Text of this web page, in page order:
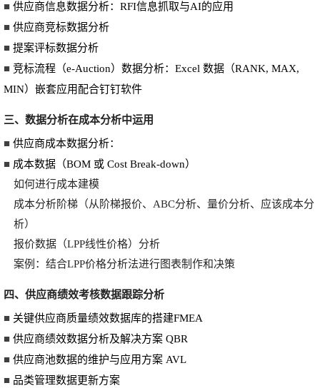
■ 供应商信息数据分析：RFI信息抓取与AI的应用
■ 供应商竞标数据分析
■ 提案评标数据分析
■ 竞标流程（e-Auction）数据分析：Excel 数据（RANK, MAX,
MIN）嵌套应用配合钉钉软件
三、数据分析在成本分析中运用
■ 供应商成本数据分析：
■ 成本数据（BOM 或 Cost Break-down）
如何进行成本建模
成本分析阶梯（从阶梯报价、ABC分析、量价分析、应该成本分
析）
报价数据（LPP线性价格）分析
案例：结合LPP价格分析法进行图表制作和决策
四、供应商绩效考核数据跟踪分析
■ 关键供应商质量绩效数据库的搭建FMEA
■ 供应商绩效数据分析及解决方案 QBR
■ 供应商池数据的维护与应用方案 AVL
■ 品类管理数据更新方案